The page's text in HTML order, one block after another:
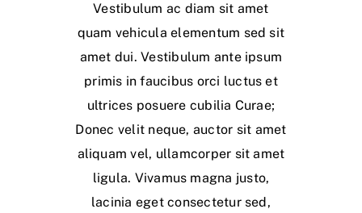
Vestibulum ac diam sit amet
quam vehicula elementum sed sit
amet dui. Vestibulum ante ipsum
primis in faucibus orci luctus et
ultrices posuere cubilia Curae;
Donec velit neque, auctor sit amet
aliquam vel, ullamcorper sit amet
ligula. Vivamus magna justo,
lacinia eget consectetur sed,